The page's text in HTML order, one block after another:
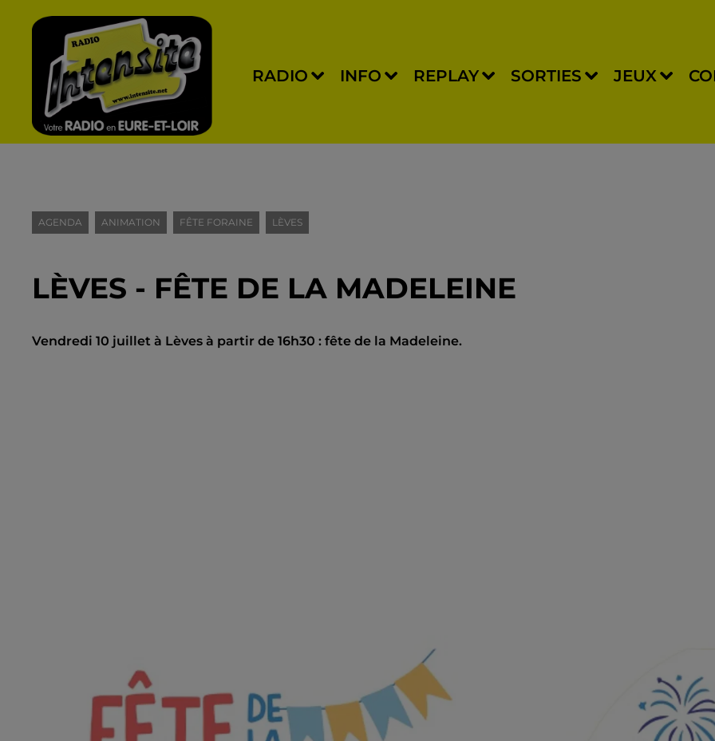
RADIO INFO REPLAY SORTIES JEUX
AGENDA ANIMATION FÊTE FORAINE LÈVES
LÈVES - FÊTE DE LA MADELEINE
Vendredi 10 juillet à Lèves à partir de 16h30 : fête de la Madeleine.